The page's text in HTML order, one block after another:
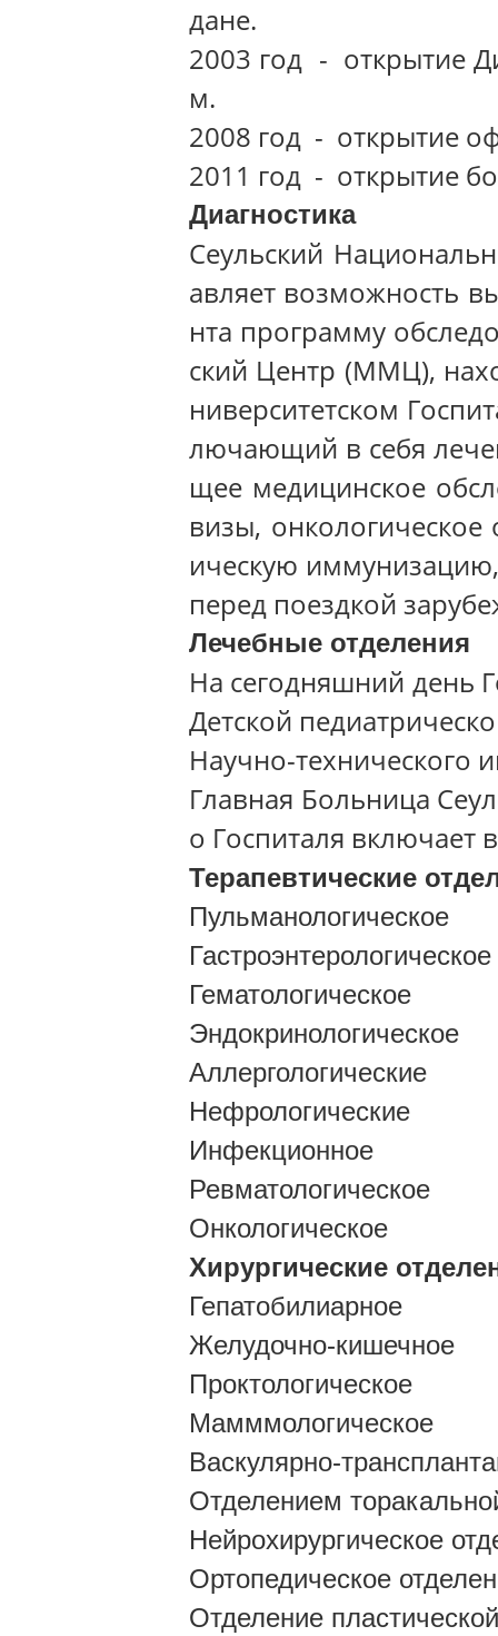
дане.
2003 год - открытие
м.
2008 год - открытие
2011 год - открытие
Диагностика
Сеульский
авляет возможность
нта программу
ский Центр (ММЦ),
ниверситетском
лючающий в себя
щее медицинское
визы,
ическую
перед поездкой
Лечебные отделения
На сегодняшний день
Детской
Научно-технического
Главная Больница
о Госпиталя включает
Терапевтические
Пульманологическое
Гастроэнтерологическое
Гематологическое
Эндокринологическое
Аллергологические
Нефрологические
Инфекционное
Ревматологическое
Онкологическое
Хирургические
Гепатобилиарное
Желудочно-кишечное
Проктологическое
Мамммологическое
Васкулярно-
Отделением
Нейрохирургическое
Ортопедическое
Отделение